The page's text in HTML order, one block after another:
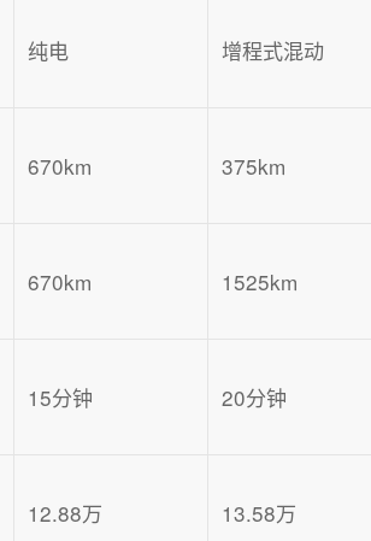
纯电 增程式混动
670km 375km
670km 1525km
15分钟 20分钟
12.88万 13.58万